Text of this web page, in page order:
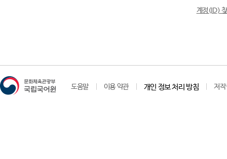
계정(ID)
도움말 이용 약관 개인 정보 처리 방침 저